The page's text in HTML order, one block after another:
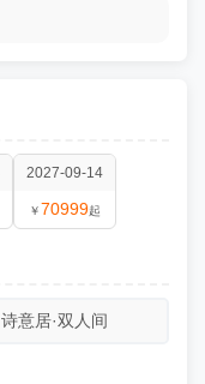
2027-09-14
￥70999起
诗意居·双人间